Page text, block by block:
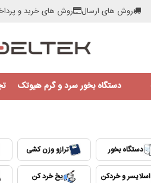
روش های ارسال روش های خرید و
دستگاه بخور سرد و گرم هیوتک
دستگاه بخور ترازو وزن کشی
اسلایسر و خردکن یخ خرد کن